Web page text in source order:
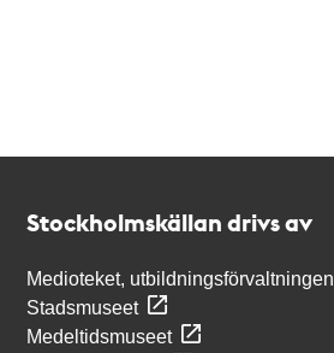
Stockholmskällan drivs av
Medioteket, utbildningsförvaltningen
Stadsmuseet
Medeltidsmuseet